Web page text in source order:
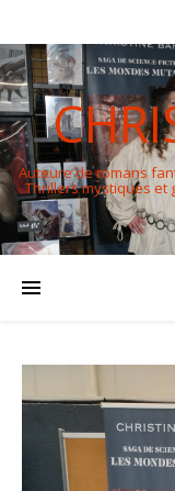
Auteure de romans
Thrillers mystiques et